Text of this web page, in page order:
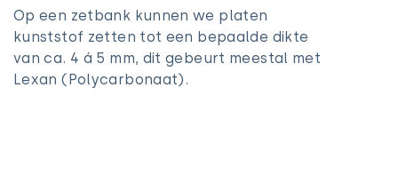
Op een zetbank kunnen we platen
kunststof zetten tot een bepaalde dikte
van ca. 4 á 5 mm, dit gebeurt meestal met
Lexan (Polycarbonaat).